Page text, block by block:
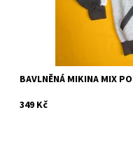
BAVLNĚNÁ MIKINA MIX
349 Kč